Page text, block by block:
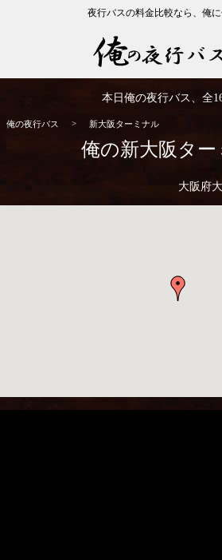
夜行バスの料金比較なら、俺に
本日俺の夜行バス、全
俺の夜行バス > 新大阪ターミナル
俺の新大阪ター
大阪府